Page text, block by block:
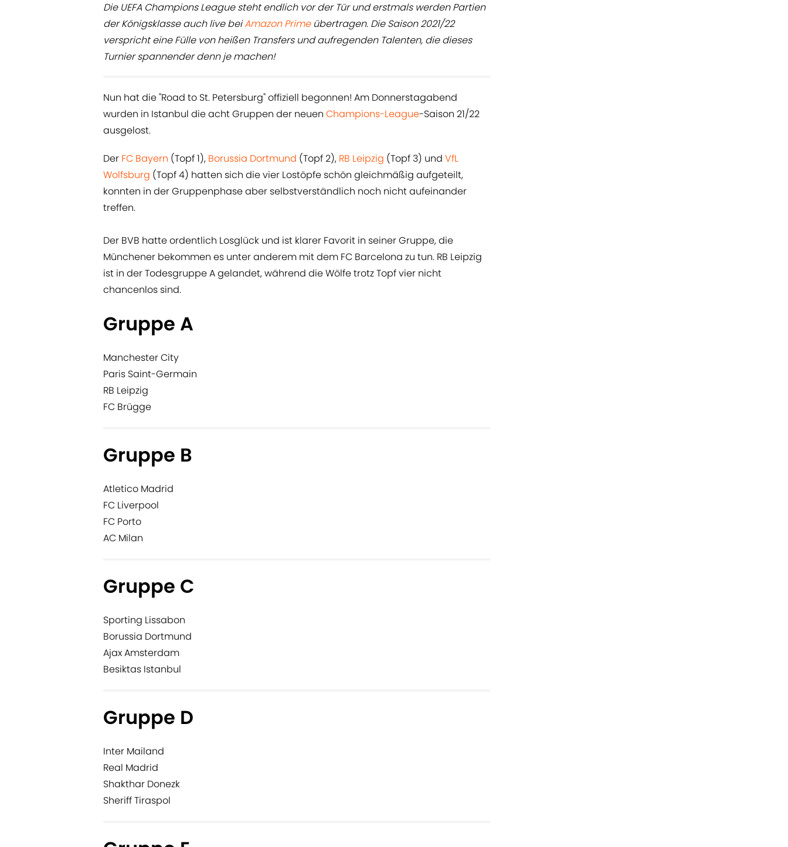
Die UEFA Champions League steht endlich vor der Tür und erstmals werden Partien
der Königsklasse auch live beiAmazon Primeübertragen. Die Saison 2021/22
verspricht eine Fülle von heißen Transfers und aufregenden Talenten, die dieses
Turnier spannender denn je machen!
Nun hat die "Road to St. Petersburg" offiziell begonnen! Am Donnerstagabend
wurden in Istanbul die acht Gruppen der neuen Champions-League-Saison 21/22
ausgelost.
Der FC Bayern (Topf 1), Borussia Dortmund (Topf 2), RB Leipzig (Topf 3) und VfL
Wolfsburg (Topf 4) hatten sich die vier Lostöpfe schön gleichmäßig aufgeteilt,
konnten in der Gruppenphase aber selbstverständlich noch nicht aufeinander
treffen.
Der BVB hatte ordentlich Losglück und ist klarer Favorit in seiner Gruppe, die
Münchener bekommen es unter anderem mit dem FC Barcelona zu tun. RB Leipzig
ist in der Todesgruppe A gelandet, während die Wölfe trotz Topf vier nicht
chancenlos sind.
Gruppe A
Manchester City
Paris Saint-Germain
RB Leipzig
FC Brügge
Gruppe B
Atletico Madrid
FC Liverpool
FC Porto
AC Milan
Gruppe C
Sporting Lissabon
Borussia Dortmund
Ajax Amsterdam
Besiktas Istanbul
Gruppe D
Inter Mailand
Real Madrid
Shakthar Donezk
Sheriff Tiraspol